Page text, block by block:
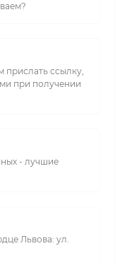
ссылку,
при получении
- лучшие
Львова: ул.